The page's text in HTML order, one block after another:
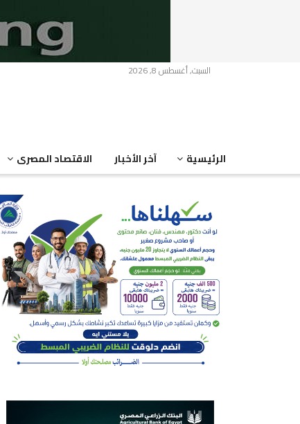
السبت, أغسطس 8, 2026
الرئيسية آخر الأخبار الاقتصاد المصرى